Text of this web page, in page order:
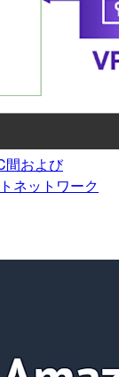
間および
ネットワーク